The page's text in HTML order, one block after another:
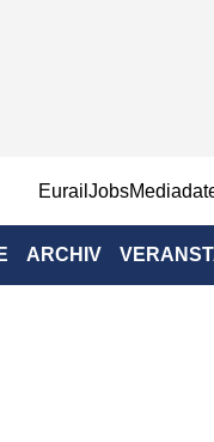
EurailJobs
ARCHIV